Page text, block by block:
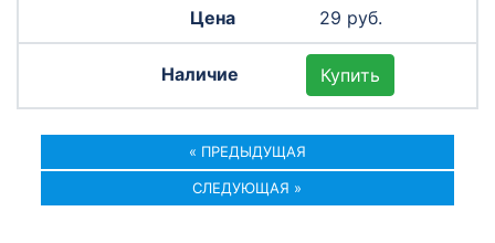
29 руб.
Купить
« ПРЕДЫДУЩАЯ
СЛЕДУЮЩАЯ »